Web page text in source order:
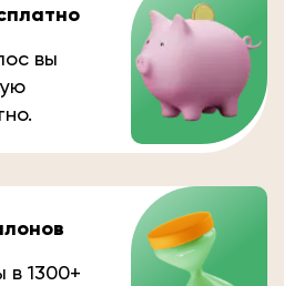
вы
в 1300+